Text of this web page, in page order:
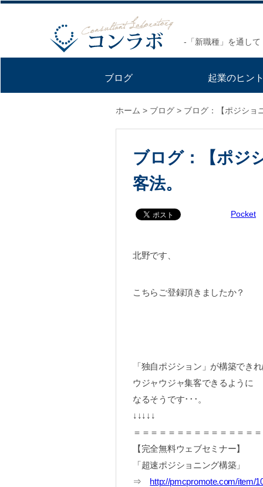
-「新職種」を通し
ブログ 起業のヒン
ホーム > ブログ > ブログ：【ポジショ
ブログ：【ポジ
客法。
Pocket
北野です、
こちらご登録頂きましたか？
「独自ポジション」が構築でき
ウジャウジャ集客できるように
なるそうです･･･。
↓↓↓↓↓
＝＝＝＝＝＝＝＝＝＝＝＝＝＝＝
【完全無料ウェブセミナー】
「超速ポジショニング構築」
⇒ http://pmcpromote.com/item/